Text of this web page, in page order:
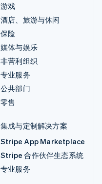
游戏
酒店、旅游与休闲
保险
媒体与娱乐
非营利组织
专业服务
公共部门
零售
集成与定制解决方案
Stripe App Marketplace
Stripe 合作伙伴生态系统
专业服务